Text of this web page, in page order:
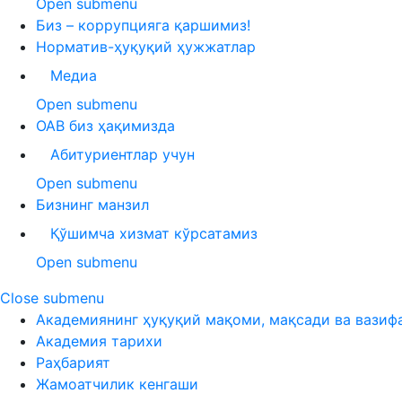
Open submenu
Биз – коррупцияга қаршимиз!
Норматив-ҳуқуқий ҳужжатлар
Медиа
Open submenu
ОАВ биз ҳақимизда
Абитуриентлар учун
Open submenu
Бизнинг манзил
Қўшимча хизмат кўрсатамиз
Open submenu
Close submenu
Академиянинг ҳуқуқий мақоми, мақсади ва
Академия тарихи
Раҳбарият
Жамоатчилик кенгаши